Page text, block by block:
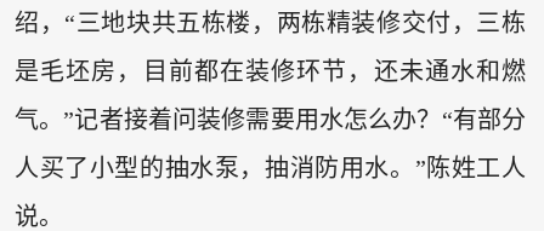
绍，“三地块共五栋楼，两栋精装修交付，三栋
是毛坯房，目前都在装修环节，还未通水和燃
气。”记者接着问装修需要用水怎么办？“有部分
人买了小型的抽水泵，抽消防用水。”陈姓工人
说。